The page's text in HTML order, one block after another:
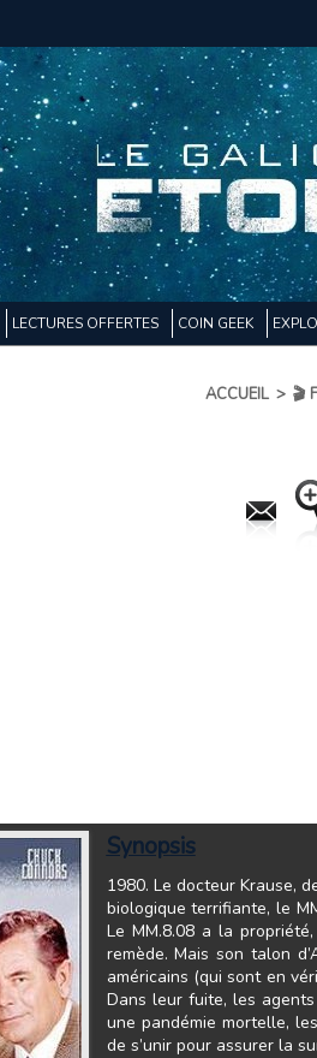
LECTURES OFFERTES COIN GEEK
ACCUEIL > 🎬
Synopsis
1980. Le docteur Krause,
biologique terrifiante, le
Le MM.8.08 a la
remède. Mais son talon
américains (qui sont en
Dans leur fuite, les
une pandémie mortelle,
de s’unir pour assurer la